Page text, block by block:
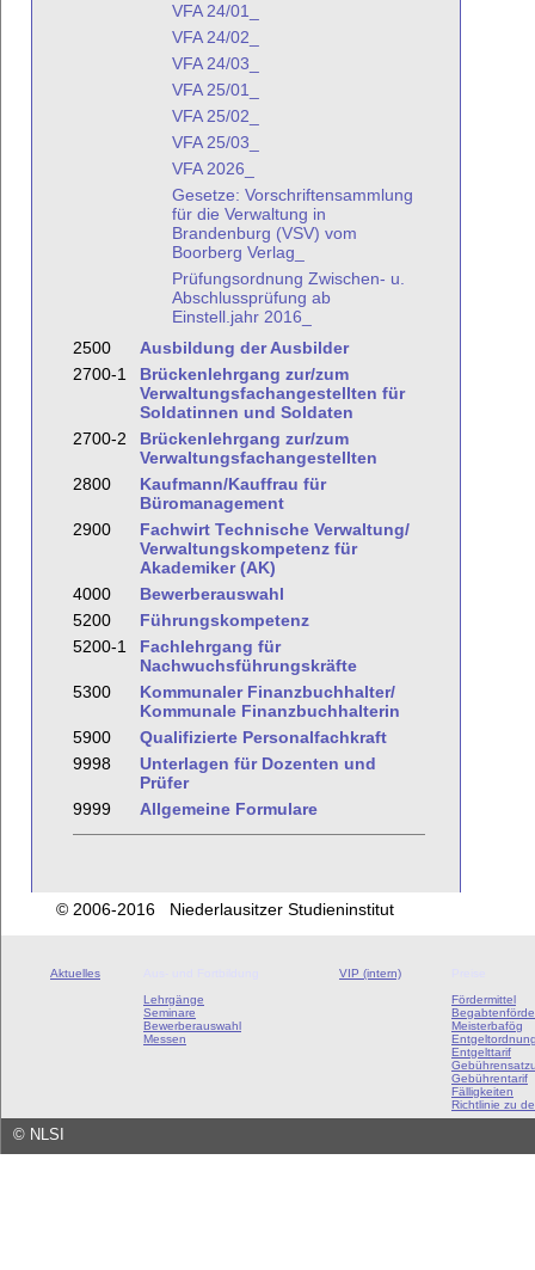
VFA 24/01_
VFA 24/02_
VFA 24/03_
VFA 25/01_
VFA 25/02_
VFA 25/03_
VFA 2026_
Gesetze: Vorschriftensammlung
für die Verwaltung in
Brandenburg (VSV) vom
Boorberg Verlag_
Prüfungsordnung Zwischen- u.
Abschlussprüfung ab
Einstell.jahr 2016_
2500
Ausbildung der Ausbilder
2700-1
Brückenlehrgang zur/zum
Verwaltungsfachangestellten für
Soldatinnen und Soldaten
2700-2
Brückenlehrgang zur/zum
Verwaltungsfachangestellten
2800
Kaufmann/Kauffrau für
Büromanagement
2900
Fachwirt Technische Verwaltung/
Verwaltungskompetenz für
Akademiker (AK)
4000
Bewerberauswahl
5200
Führungskompetenz
5200-1
Fachlehrgang für
Nachwuchsführungskräfte
5300
Kommunaler Finanzbuchhalter/
Kommunale Finanzbuchhalterin
5900
Qualifizierte Personalfachkraft
9998
Unterlagen für Dozenten und
Prüfer
9999
Allgemeine Formulare
© 2006-2016 Niederlausitzer Studieninstitut
Aktuelles
Lehrgänge
Seminare
Bewerberauswahl
Messen
VIP (intern)
Fördermittel
Meisterbafög
Entgelttarif
Gebührentarif
Fälligkeiten
Richtlinie zu
© NLSI